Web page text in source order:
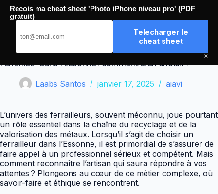
Passer
contenu
Aiavi
Ferrailleur dans l’Essonne : comment bien choisir ?
Laabs Santos janvier 17, 2025 aiavi
L’univers des ferrailleurs, souvent méconnu, joue pourtant
un rôle essentiel dans la chaîne du recyclage et de la
valorisation des métaux. Lorsqu’il s’agit de choisir un
ferrailleur dans l’Essonne, il est primordial de s’assurer de
faire appel à un professionnel sérieux et compétent. Mais
comment reconnaître l’artisan qui saura répondre à vos
attentes ? Plongeons au cœur de ce métier complexe, où
savoir-faire et éthique se rencontrent.
Recois ma cheat sheet 'Photo iPhone niveau pro' (PDF
gratuit)
Telecharger le
cheat sheet
×